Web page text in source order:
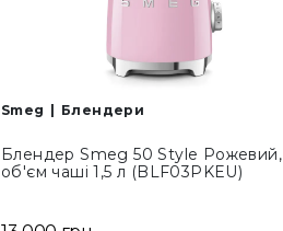
Smeg Блендери
Блендер Smeg 50 Style Рожевий,
об'єм чаші 1,5 л (BLF03PKEU)